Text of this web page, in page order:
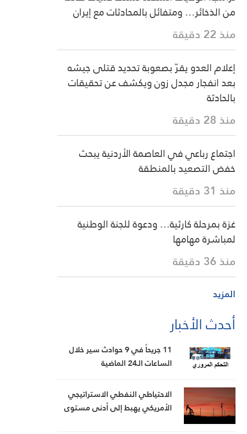
من الذخائر… ومتفائل بالمحادثات مع إيران
منذ 22 دقيقة
إعلام العدو يقرّ بصعوبة تحديد قتلى جيشه
بعد انفجار مجدل زون ويكشف عن تحقيقات
بالحادثة
منذ 28 دقيقة
اجتماع رباعي في العاصمة الأردنية يبحث
خفض التصعيد بالمنطقة
منذ 31 دقيقة
غزة بمرحلة كارثية… ودعوة للجنة الوطنية
لمباشرة مهامها
منذ 36 دقيقة
المزيد
أحدث الأخبار
11 جريحاً في 9 حوادث سير خلال
الساعات الـ24 الماضية
الاحتياطي النفطي الاستراتيجي
الأمريكي يهبط إلى أدنى مستوى